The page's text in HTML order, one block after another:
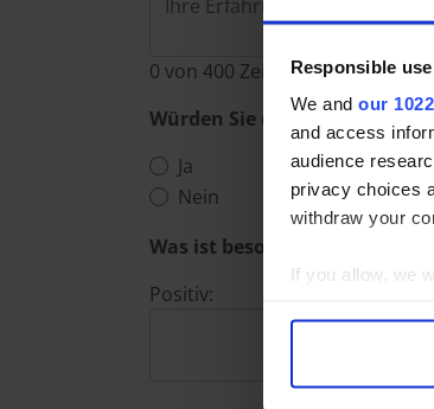
Responsible
We and our
and access
audience
privacy choices
withdraw your
If you allow, we
Find out more
0 von 400 Zeichen.
Würden Sie den Anbieter
Ja
Nein
Was ist besonders positiv
Positiv: